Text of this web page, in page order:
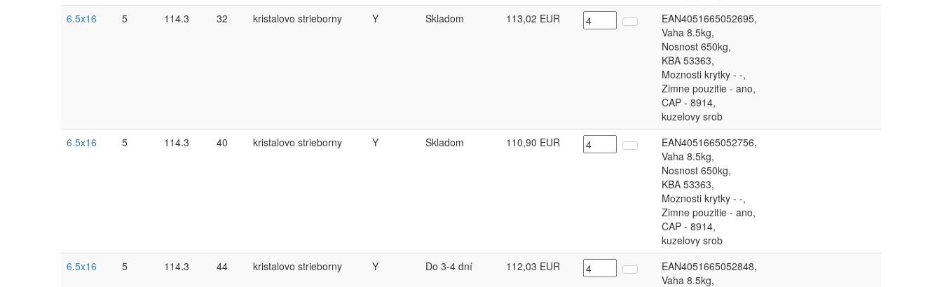
6.5x16
5 114.3 32 kristalovo strieborny Y Skladom 113,02 EUR
EAN4051665052695,
Vaha 8.5kg,
Nosnost 650kg,
KBA 53363,
Moznosti krytky - -,
Zimne pouzitie - ano,
CAP - 8914,
kuzelovy srob
6.5x16
5 114.3 40 kristalovo strieborny Y Skladom 110,90 EUR
EAN4051665052756,
Vaha 8.5kg,
Nosnost 650kg,
KBA 53363,
Moznosti krytky - -,
Zimne pouzitie - ano,
CAP - 8914,
kuzelovy srob
6.5x16
5 114.3 44 kristalovo strieborny Y Do 3-4 dní 112,03 EUR
EAN4051665052848,
Vaha 8.5kg,